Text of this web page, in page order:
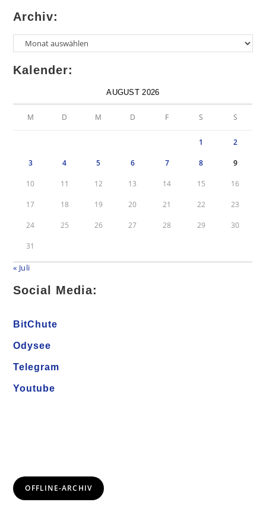
Archiv:
Kalender:
AUGUST 2026
M D M D F S S
1 2
3 4 5 6 7 8 9
10 11 12 13 14 15 16
17 18 19 20 21 22 23
24 25 26 27 28 29 30
31
« Juli
Social Media:
BitChute
Odysee
Telegram
Youtube
OFFLINE-ARCHIV